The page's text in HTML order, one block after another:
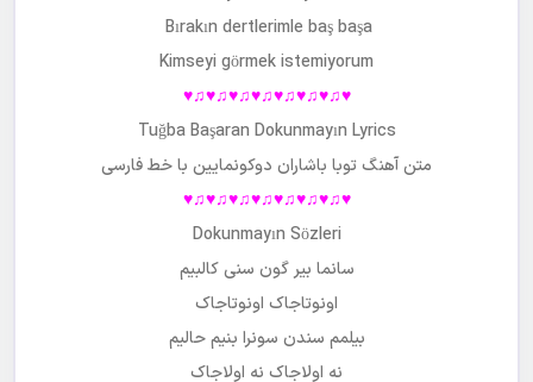
Bırakın dertlerimle baş başa
Kimseyi görmek istemiyorum
♥♫♥♫♥♫♥♫♥♫♥♫♥♫♥
Tuğba Başaran Dokunmayın Lyrics
متن آهنگ توبا باشاران دوکونمایین با خط فارسی
♥♫♥♫♥♫♥♫♥♫♥♫♥♫♥
Dokunmayın Sözleri
سانما بیر گون سنی کالبیم
اونوتاجاک اونوتاجاک
بیلمم سندن سونرا بنیم حالیم
نه اولاجاک نه اولاجاک